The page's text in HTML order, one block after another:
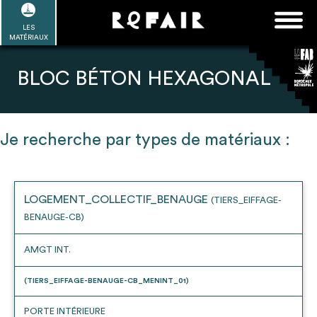
Passer
contenu
LES
MATÉRIAUX
EN SAVOIR PLUS
FAQ
Rechercher :
Refair mode d'emploi
1
Une fois connnecté, Télécharger les
BLOC BÉTON HEXAGONAL
Je recherche par types de matériaux :
LOGEMENT_COLLECTIF_BENAUGE (TIERS_EIFFAGE-
BENAUGE-CB)
AMGT INT.
(TIERS_EIFFAGE-BENAUGE-CB_MENINT_01)
PORTE INTÉRIEURE